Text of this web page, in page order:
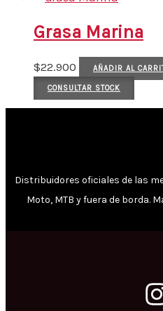
Grasa Marina
$22.900 AÑADIR AL
CONSULTAR STOCK
Distribuidores oficiales de las
Moto, MTB y fuera de borda.